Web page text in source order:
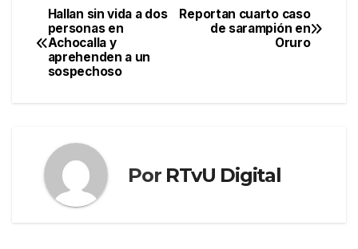
Navegación
de
entradas
Reportan cuarto caso
de sarampión en
Oruro
Hallan sin vida a dos
personas en
Achocalla y
aprehenden a un
sospechoso
Por RTvU Digital